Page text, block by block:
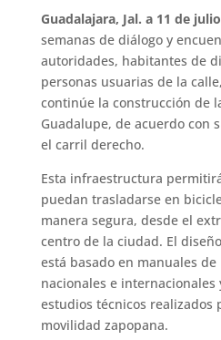
Guadalajara, Jal. a 11 de
semanas de diálogo y
autoridades, habitantes de
personas usuarias de la
continúe la construcción de
Guadalupe, de acuerdo con
el carril derecho.
Esta infraestructura
puedan trasladarse en
manera segura, desde el
centro de la ciudad. El
está basado en manuales
nacionales e internacionales
estudios técnicos realizados
movilidad zapopana.